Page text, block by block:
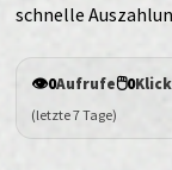
schnelle
👁️0Aufrufe🖱️0
(letzte 7 Tage)